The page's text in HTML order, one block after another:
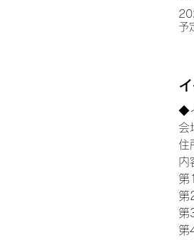
予
◆
会
住
内
第
第
第
第